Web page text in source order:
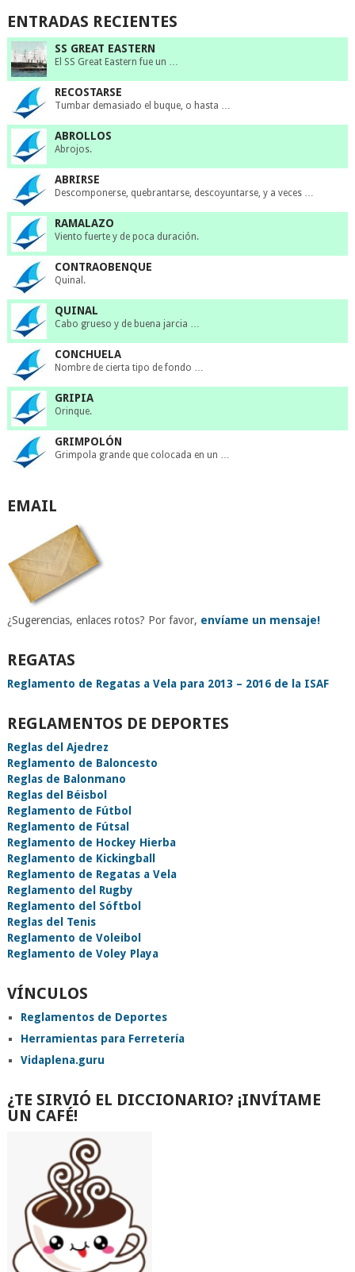
ENTRADAS RECIENTES
SS GREAT EASTERN
El SS Great Eastern fue un …
RECOSTARSE
Tumbar demasiado el buque, o hasta …
ABROLLOS
Abrojos.
ABRIRSE
Descomponerse, quebrantarse, descoyuntarse, y a veces …
RAMALAZO
Viento fuerte y de poca duración.
CONTRAOBENQUE
Quinal.
QUINAL
Cabo grueso y de buena jarcia …
CONCHUELA
Nombre de cierta tipo de fondo …
GRIPIA
Orinque.
GRIMPOLÓN
Grimpola grande que colocada en un …
EMAIL
¿Sugerencias, enlaces rotos? Por favor, envíame un mensaje!
REGATAS
Reglamento de Regatas a Vela para 2013 – 2016 de la ISAF
REGLAMENTOS DE DEPORTES
Reglas del Ajedrez
Reglamento de Baloncesto
Reglas de Balonmano
Reglas del Béisbol
Reglamento de Fútbol
Reglamento de Fútsal
Reglamento de Hockey Hierba
Reglamento de Kickingball
Reglamento de Regatas a Vela
Reglamento del Rugby
Reglamento del Sóftbol
Reglas del Tenis
Reglamento de Voleibol
Reglamento de Voley Playa
VÍNCULOS
Reglamentos de Deportes
Herramientas para Ferretería
Vidaplena.guru
¿TE SIRVIÓ EL DICCIONARIO? ¡INVÍTAME
UN CAFÉ!